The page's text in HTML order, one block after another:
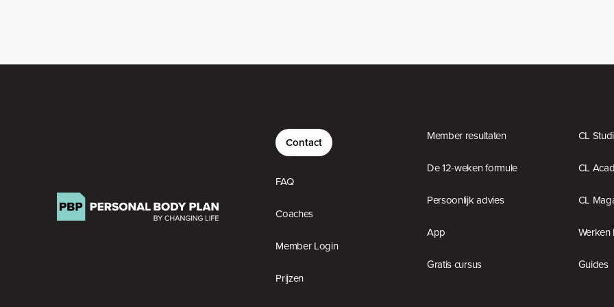
Contact
FAQ
Coaches
Member Login
Prijzen
Member resultaten
De 12-weken formule
Persoonlijk advies
App
Gratis cursus
CL
CL
CL
Werken
Guides